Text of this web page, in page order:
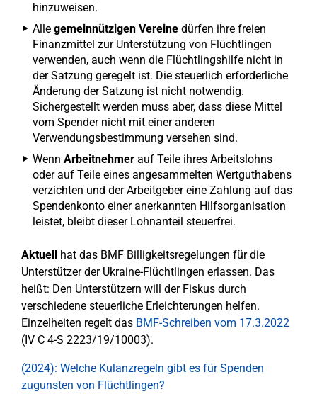
hinzuweisen.
Alle gemeinnützigen Vereine dürfen ihre freien
Finanzmittel zur Unterstützung von Flüchtlingen
verwenden, auch wenn die Flüchtlingshilfe nicht in
der Satzung geregelt ist. Die steuerlich erforderliche
Änderung der Satzung ist nicht notwendig.
Sichergestellt werden muss aber, dass diese Mittel
vom Spender nicht mit einer anderen
Verwendungsbestimmung versehen sind.
Wenn Arbeitnehmer auf Teile ihres Arbeitslohns
oder auf Teile eines angesammelten Wertguthabens
verzichten und der Arbeitgeber eine Zahlung auf das
Spendenkonto einer anerkannten Hilfsorganisation
leistet, bleibt dieser Lohnanteil steuerfrei.
Aktuell hat das BMF Billigkeitsregelungen für die
Unterstützer der Ukraine-Flüchtlingen erlassen. Das
heißt: Den Unterstützern will der Fiskus durch
verschiedene steuerliche Erleichterungen helfen.
Einzelheiten regelt das BMF-Schreiben vom 17.3.2022
(IV C 4-S 2223/19/10003).
(2024): Welche Kulanzregeln gibt es für Spenden
zugunsten von Flüchtlingen?